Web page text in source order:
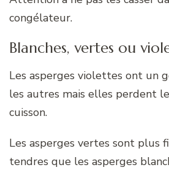
congélateur.
Blanches, vertes ou
Les asperges violettes ont un
les autres mais elles perdent
cuisson.
Les asperges vertes sont plus
tendres que les asperges